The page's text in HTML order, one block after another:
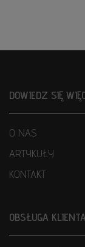
DOWIEDZ SIĘ
O NAS
ARTYKUŁY
KONTAKT
OBSŁUGA KLIENTA